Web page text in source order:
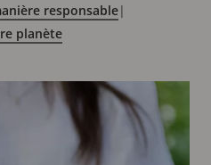
responsable|
planète